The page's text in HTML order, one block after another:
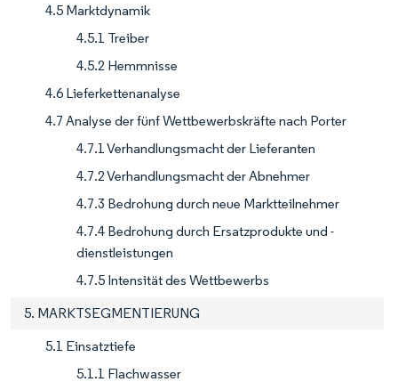
4.5 Marktdynamik
4.5.1 Treiber
4.5.2 Hemmnisse
4.6 Lieferkettenanalyse
4.7 Analyse der fünf Wettbewerbskräfte nach Porter
4.7.1 Verhandlungsmacht der Lieferanten
4.7.2 Verhandlungsmacht der Abnehmer
4.7.3 Bedrohung durch neue Marktteilnehmer
4.7.4 Bedrohung durch Ersatzprodukte und -
dienstleistungen
4.7.5 Intensität des Wettbewerbs
5. MARKTSEGMENTIERUNG
5.1 Einsatztiefe
5.1.1 Flachwasser